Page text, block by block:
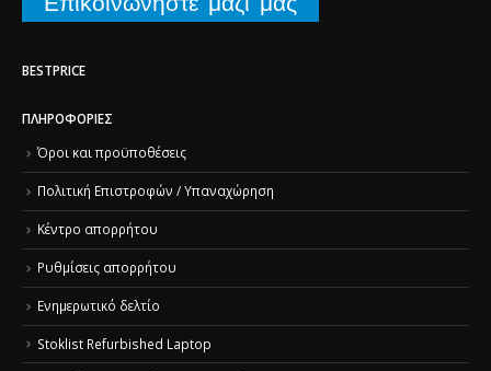
BESTPRICE
ΠΛΗΡΟΦΟΡΊΕΣ
Όροι και προϋποθέσεις
Πολιτική Επιστροφών / Υπαναχώρηση
Κέντρο απορρήτου
Ρυθμίσεις απορρήτου
Ενημερωτικό δελτίο
Stoklist Refurbished Laptop